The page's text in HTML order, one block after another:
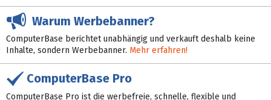
Warum Werbebanner?
ComputerBase berichtet unabhängig und verkauft deshalb keine
Inhalte, sondern Werbebanner. Mehr erfahren!
ComputerBase Pro
ComputerBase Pro ist die werbefreie, schnelle, flexible und